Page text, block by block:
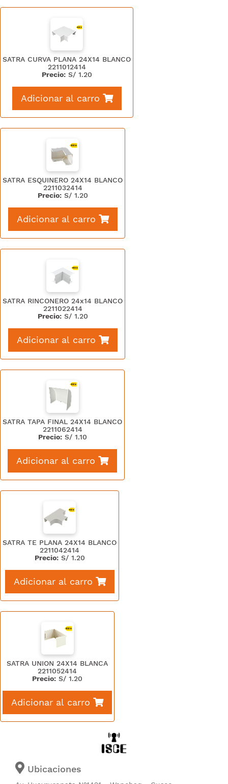
SATRA CURVA PLANA 24X14 BLANCO
2211012414
Precio: S/ 1.20
Adicionar al carro
SATRA ESQUINERO 24X14 BLANCO
2211032414
Precio: S/ 1.20
Adicionar al carro
SATRA RINCONERO 24x14 BLANCO
2211022414
Precio: S/ 1.20
Adicionar al carro
SATRA TAPA FINAL 24X14 BLANCO
2211062414
Precio: S/ 1.10
Adicionar al carro
SATRA TE PLANA 24X14 BLANCO
2211042414
Precio: S/ 1.20
Adicionar al carro
SATRA UNION 24X14 BLANCA
2211052414
Precio: S/ 1.20
Adicionar al carro
Ubicaciones